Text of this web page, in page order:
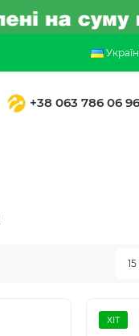
+38 063 786 06 96
15
ХІТ